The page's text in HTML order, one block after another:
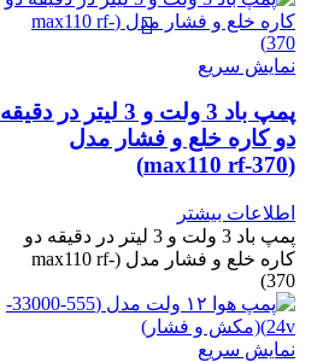
نمایش سریع
پمپ باد 3 ولت و 3 لیتر در دقیقه
دو کاره خلع و فشار مدل
(max110 rf-370)
اطلاعات بیشتر
پمپ باد 3 ولت و 3 لیتر در دقیقه دو
کاره خلع و فشار مدل (max110 rf-
370)
نمایش سریع